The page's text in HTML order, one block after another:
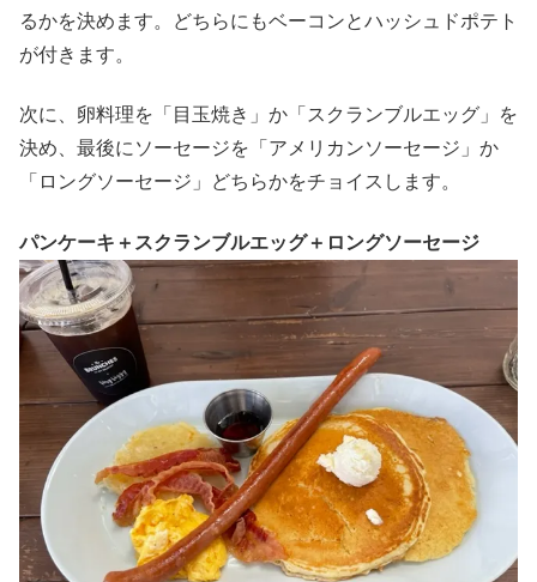
るかを決めます。どちらにもベーコンとハッシュドポテト
が付きます。
次に、卵料理を「目玉焼き」か「スクランブルエッグ」を
決め、最後にソーセージを「アメリカンソーセージ」か
「ロングソーセージ」どちらかをチョイスします。
パンケーキ＋スクランブルエッグ＋ロングソーセージ